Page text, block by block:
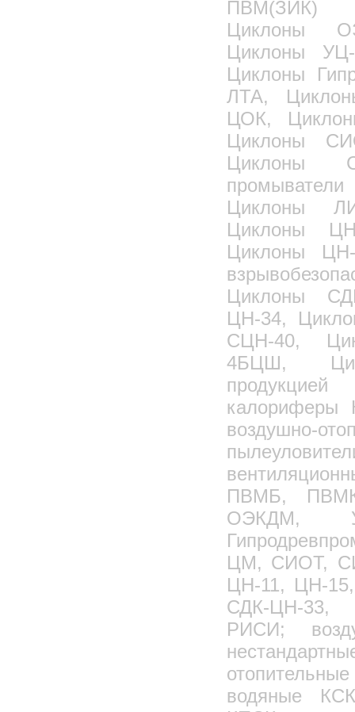
ПВМ(ЗИК)
Циклоны
Циклоны
Циклоны
ЛТА,
ЦОК,
Циклоны
Циклоны
Циклоны
Циклоны
Циклоны
Циклоны
ЦН-34,
СЦН-40,
4БЦШ,
продукцией
воздушно-
ПВМБ,
ОЭКДМ,
ЦМ, СИОТ,
ЦН-11, ЦН-
СДК-ЦН-33,
РИСИ;
водяные